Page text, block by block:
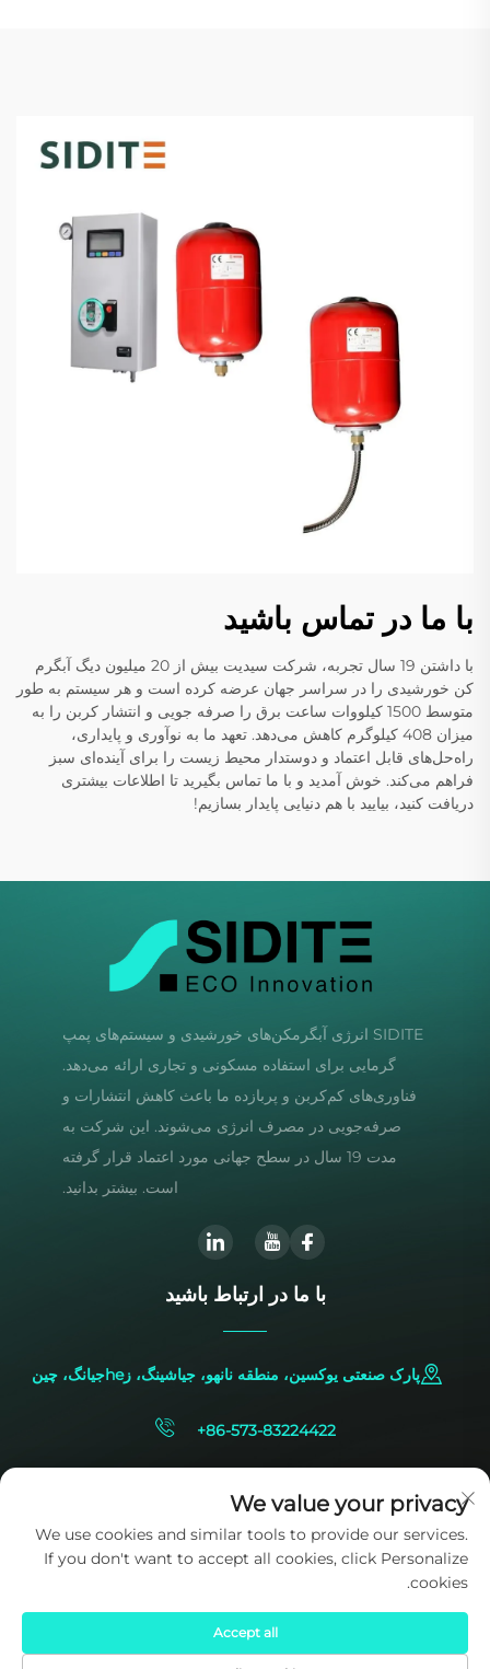
با ما در تماس باشید
با داشتن 19 سال تجربه، شرکت سیدیت بیش از 20 میلیون دیگ آبگرم
کن خورشیدی را در سراسر جهان عرضه کرده است و هر سیستم به طور
متوسط 1500 کیلووات ساعت برق را صرفه جویی و انتشار کربن را به
میزان 408 کیلوگرم کاهش می‌دهد. تعهد ما به نوآوری و پایداری،
راه‌حل‌های قابل اعتماد و دوستدار محیط زیست را برای آینده‌ای سبز
فراهم می‌کند. خوش آمدید و با ما تماس بگیرید تا اطلاعات بیشتری
دریافت کنید، بیایید با هم دنیایی پایدار بسازیم!
SIDITE انرژی آبگرمکن‌های خورشیدی و سیستم‌های پمپ
گرمایی برای استفاده مسکونی و تجاری ارائه می‌دهد.
فناوری‌های کم‌کربن و پربازده ما باعث کاهش انتشارات و
صرفه‌جویی در مصرف انرژی می‌شوند. این شرکت به
مدت 19 سال در سطح جهانی مورد اعتماد قرار گرفته
است. بیشتر بدانید.
با ما در ارتباط باشید
پارک صنعتی یوکسین، منطقه نانهو، جیاشینگ، زheجیانگ، چین
+86-573-83224422
سیاست حفظ حریم خصوصی
We value your privacy
We use cookies and similar tools to provide our services.
If you don't want to accept all cookies, click Personalize
cookies.
Accept all